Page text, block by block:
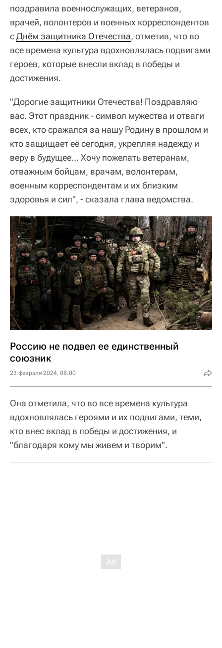
поздравила военнослужащих, ветеранов,
врачей, волонтеров и военных корреспондентов
сДнём защитника Отечества, отметив, что во
все времена культура вдохновлялась подвигами
героев, которые внесли вклад в победы и
достижения.
"Дорогие защитники Отечества! Поздравляю
вас. Этот праздник - символ мужества и отваги
всех, кто сражался за нашу Родину в прошлом и
кто защищает её сегодня, укрепляя надежду и
веру в будущее… Хочу пожелать ветеранам,
отважным бойцам, врачам, волонтерам,
военным корреспондентам и их близким
здоровья и сил", - сказала глава ведомства.
Россию не подвел ее единственный
союзник
23 февраля 2024, 08:00
Она отметила, что во все времена культура
вдохновлялась героями и их подвигами, теми,
кто внес вклад в победы и достижения, и
"благодаря кому мы живем и творим".